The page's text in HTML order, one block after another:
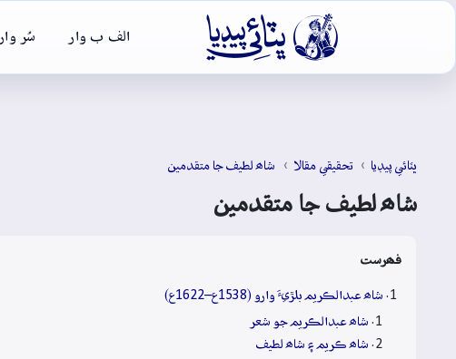
 الف ب وار سُر وار
ڀٽائي پيڊيا تحقيقي مقالا شاھ لطيف جا متقدمين
شاھ لطيف جا متقدمين
فھرست
شاھ عبدالڪريم بلڙيءَ وارو (1538ع–1622ع)
شاھ عبدالڪريم جو شعر
شاھ ڪريم ۽ شاھ لطيف